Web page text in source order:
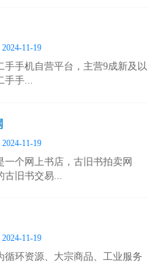
2024-11-19
手手机自营平台，主营9成新及以
手手...
2024-11-19
一个网上书店，古旧书拍卖网
旧书交易...
2024-11-19
循环资源、大宗商品、工业服务